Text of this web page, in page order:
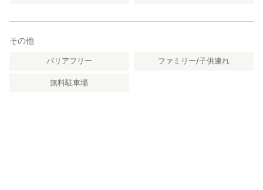
その他
バリアフリー ファミリー/子供連れ
無料駐車場